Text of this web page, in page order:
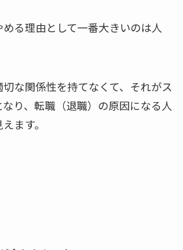
る理由として一番大きいのは人
切な関係性を持てなくて、それがス
なり、転職（退職）の原因になる人
ます。